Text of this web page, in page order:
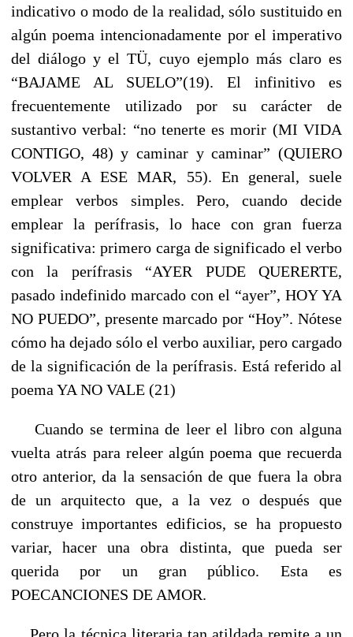
indicativo o modo de la realidad, sólo sustituido en
algún poema intencionadamente por el imperativo
del diálogo y el TÜ, cuyo ejemplo más claro es
“BAJAME AL SUELO”(19). El infinitivo es
frecuentemente utilizado por su carácter de
sustantivo verbal: “no tenerte es morir (MI VIDA
CONTIGO, 48) y caminar y caminar” (QUIERO
VOLVER A ESE MAR, 55). En general, suele
emplear verbos simples. Pero, cuando decide
emplear la perífrasis, lo hace con gran fuerza
significativa: primero carga de significado el verbo
con la perífrasis “AYER PUDE QUERERTE,
pasado indefinido marcado con el “ayer”, HOY YA
NO PUEDO”, presente marcado por “Hoy”. Nótese
cómo ha dejado sólo el verbo auxiliar, pero cargado
de la significación de la perífrasis. Está referido al
poema YA NO VALE (21)
Cuando se termina de leer el libro con alguna
vuelta atrás para releer algún poema que recuerda
otro anterior, da la sensación de que fuera la obra
de un arquitecto que, a la vez o después que
construye importantes edificios, se ha propuesto
variar, hacer una obra distinta, que pueda ser
querida por un gran público. Esta es
POECANCIONES DE AMOR.